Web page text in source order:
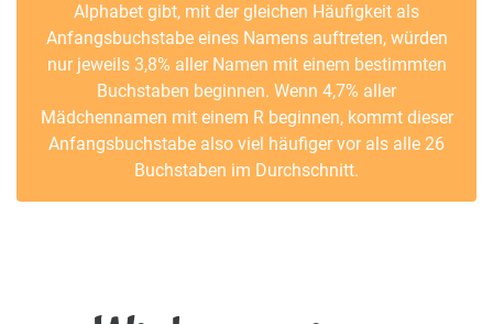
Alphabet gibt, mit der gleichen Häufigkeit als
Anfangsbuchstabe eines Namens auftreten, würden
nur jeweils 3,8% aller Namen mit einem bestimmten
Buchstaben beginnen. Wenn 4,7% aller
Mädchennamen mit einem R beginnen, kommt dieser
Anfangsbuchstabe also viel häufiger vor als alle 26
Buchstaben im Durchschnitt.